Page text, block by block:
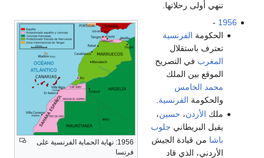
تنهي أولى رحلاتها.
1956: نهاية الحماية الفرنسية على
فرنسا
1956
-
الحكومة الفرنسية
تعترف باستقلال
المغرب في التصريح
الموقع بين الملك
محمد الخامس
والحكومة الفرنسية.
ملك الأردن، حسين،
يقيل البريطاني جلوب
باشا من قيادة الجيش
الأردني، الذي قاد